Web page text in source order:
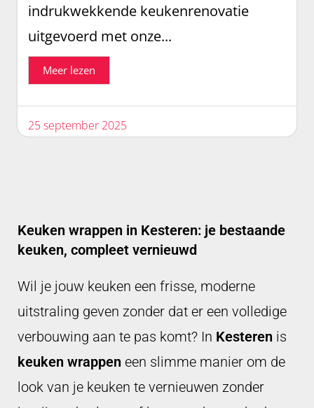
25 september 2025
indrukwekkende keukenrenovatie
uitgevoerd met onze...
Meer lezen
Keuken wrappen in Kesteren: je bestaande
keuken, compleet vernieuwd
Wil je jouw keuken een frisse, moderne
uitstraling geven zonder dat er een volledige
verbouwing aan te pas komt? In Kesteren is
keuken wrappen een slimme manier om de
look van je keuken te vernieuwen zonder